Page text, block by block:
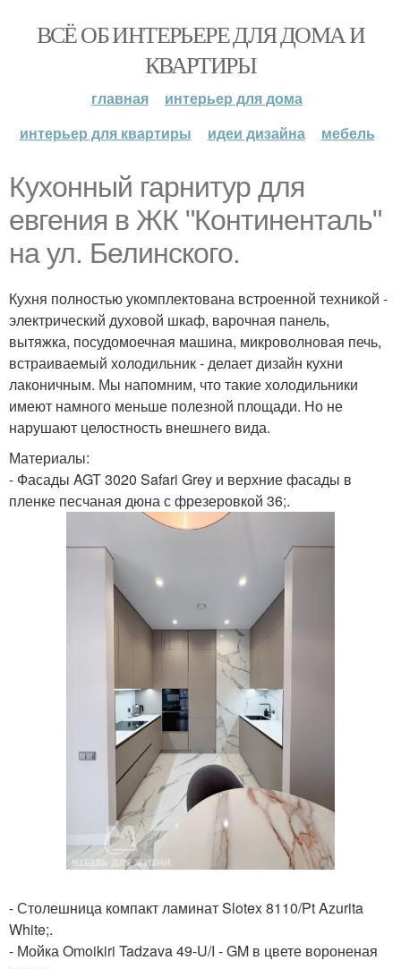
ВСЁ ОБ ИНТЕРЬЕРЕ ДЛЯ ДОМА И
КВАРТИРЫ
главная
интерьер для дома
интерьер для квартиры
идеи дизайна мебель
Кухонный гарнитур для
евгения в ЖК "Континенталь"
на ул. Белинского.
Кухня полностью укомплектована встроенной техникой -
электрический духовой шкаф, варочная панель,
вытяжка, посудомоечная машина, микроволновая печь,
встраиваемый холодильник - делает дизайн кухни
лаконичным. Мы напомним, что такие холодильники
имеют намного меньше полезной площади. Но не
нарушают целостность внешнего вида.
Материалы:
- Фасады AGT 3020 Safari Grey и верхние фасады в
пленке песчаная дюна с фрезеровкой 36;.
- Столешница компакт ламинат Slotex 8110/Pt Azurita
White;.
- Мойка Omoikiri Tadzava 49-U/I - GM в цвете вороненая